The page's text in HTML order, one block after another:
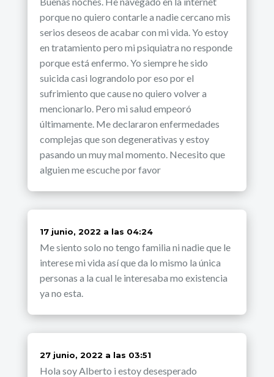
porque no quiero contarle a nadie cercano mis
serios deseos de acabar con mi vida. Yo estoy
en tratamiento pero mi psiquiatra no responde
porque está enfermo. Yo siempre he sido
suicida casi lograndolo por eso por el
sufrimiento que cause no quiero volver a
mencionarlo. Pero mi salud empeoró
últimamente. Me declararon enfermedades
complejas que son degenerativas y estoy
pasando un muy mal momento. Necesito que
alguien me escuche por favor
dice:
17 junio, 2022 a las 04:24
Me siento solo no tengo familia ni nadie que le
interese mi vida así que da lo mismo la única
personas a la cual le interesaba mo existencia
ya no esta.
dice:
27 junio, 2022 a las 03:51
Hola soy Alberto i estoy desesperado